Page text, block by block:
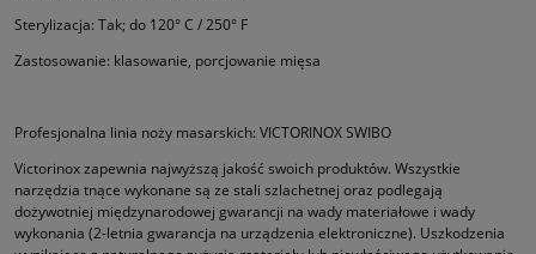
Sterylizacja: Tak; do 120° C / 250° F
Zastosowanie: klasowanie, porcjowanie mięsa
Profesjonalna linia noży masarskich: VICTORINOX SWIBO
Victorinox zapewnia najwyższą jakość swoich produktów. Wszystkie
narzędzia tnące wykonane są ze stali szlachetnej oraz podle­gają
dożywotniej międzynarodowej gwarancji na wady materiałowe i wady
wykonania (2-letnia gwarancja na urządzenia elektro­niczne). Uszkodzenia